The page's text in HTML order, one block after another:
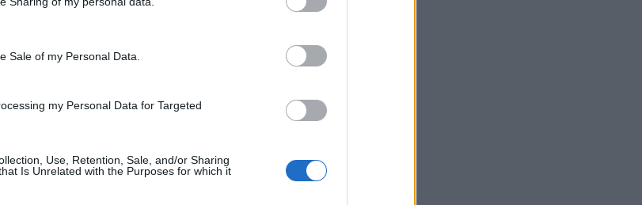
Sale of my Personal Data.
my Personal Data for Targeted
Use, Retention, Sale, and/or Sharing
Is Unrelated with the Purposes for which it
πιθανότατα θα αποτρέψει κάθε πιθανότητα επιτυχίας